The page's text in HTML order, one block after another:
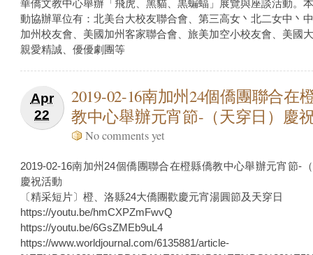
華僑文教中心舉辦「飛虎、黑貓、黒蝙蝠」展覽與座談活動。
動協辦單位有：北美台大校友聯合會、第三高女丶北二女中丶
加州校友會、美國加州客家聯合會、旅美加空小校友會、美國
親愛精誠、優優劇團等
Apr
22
2019-02-16南加州24個僑團聯合在
教中心舉辦元宵節-（天穿日）慶
No comments yet
2019-02-16南加州24個僑團聯合在橙縣僑教中心舉辦元宵節-
慶祝活動
〔精采短片〕橙、洛縣24大僑團歡慶元宵湯圓節及天穿日
https://youtu.be/hmCXPZmFwvQ
https://youtu.be/6GsZMEb9uL4
https://www.worldjournal.com/6135881/article-